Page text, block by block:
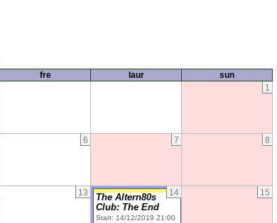
fre laur
sun
1
6 7 8
13 14
The Altern80s
Club: The End
Start: 14/12/2019 21:00
15